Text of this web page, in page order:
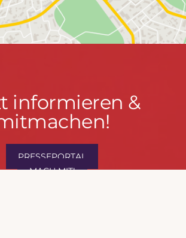
informieren &
PRESSEPORTAL
MACH MIT!